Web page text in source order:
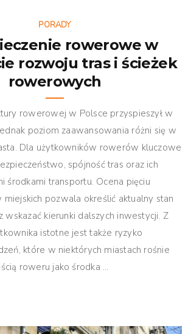
PORADY
rowerowe w
rozwoju tras i ścieżek
rowerowych
rowerowej w Polsce przyspieszył w
poziom zaawansowania różni się w
Dla użytkowników rowerów kluczowe
spójność tras oraz ich
środkami transportu. Ocena pięciu
miejskich pozwala określić aktualny stan
wskazać kierunki dalszych inwestycji. Z
istotne jest także ryzyko
które w niektórych miastach rośnie
roweru jako środka ...